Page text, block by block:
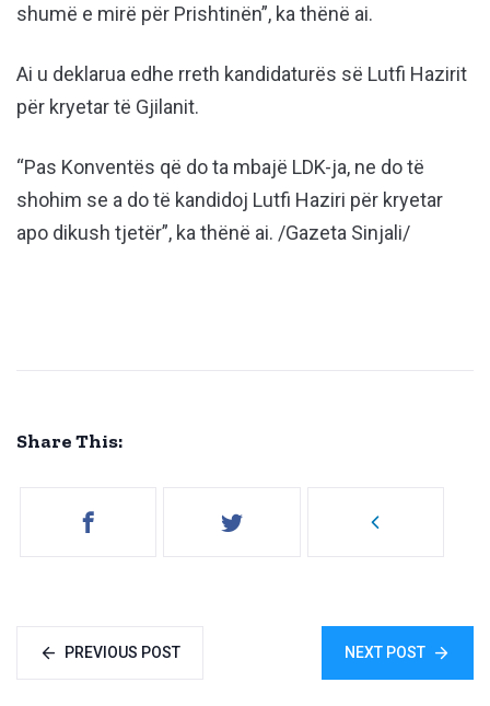
shumë e mirë për Prishtinën”, ka thënë ai.
Ai u deklarua edhe rreth kandidaturës së Lutfi Hazirit
për kryetar të Gjilanit.
“Pas Konventës që do ta mbajë LDK-ja, ne do të
shohim se a do të kandidoj Lutfi Haziri për kryetar
apo dikush tjetër”, ka thënë ai. /Gazeta Sinjali/
Share This:
PREVIOUS POST NEXT POST